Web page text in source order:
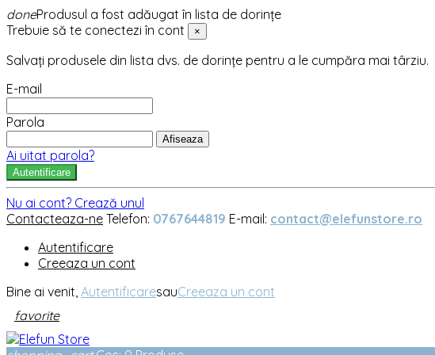
doneProdusul a fost adăugat în lista de dorințe
Trebuie să te conectezi în cont
×
Salvați produsele din lista dvs. de dorințe pentru a le cumpăra mai târziu.
E-mail
Parola
Afiseaza
Ai uitat parola?
Autentificare
Nu ai cont? Crează unul
Contacteaza-ne Telefon: 0767644819 E-mail: contact@elefunstore.ro
Autentificare
Creeaza un cont
Bine ai venit, AutentificaresauCreeaza un cont
favorite